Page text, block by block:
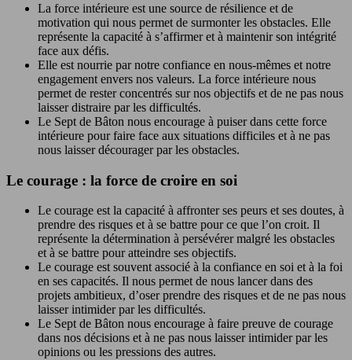
La force intérieure est une source de résilience et de
motivation qui nous permet de surmonter les obstacles. Elle
représente la capacité à s’affirmer et à maintenir son intégrité
face aux défis.
Elle est nourrie par notre confiance en nous-mêmes et notre
engagement envers nos valeurs. La force intérieure nous
permet de rester concentrés sur nos objectifs et de ne pas nous
laisser distraire par les difficultés.
Le Sept de Bâton nous encourage à puiser dans cette force
intérieure pour faire face aux situations difficiles et à ne pas
nous laisser décourager par les obstacles.
Le courage : la force de croire en soi
Le courage est la capacité à affronter ses peurs et ses doutes, à
prendre des risques et à se battre pour ce que l’on croit. Il
représente la détermination à persévérer malgré les obstacles
et à se battre pour atteindre ses objectifs.
Le courage est souvent associé à la confiance en soi et à la foi
en ses capacités. Il nous permet de nous lancer dans des
projets ambitieux, d’oser prendre des risques et de ne pas nous
laisser intimider par les difficultés.
Le Sept de Bâton nous encourage à faire preuve de courage
dans nos décisions et à ne pas nous laisser intimider par les
opinions ou les pressions des autres.